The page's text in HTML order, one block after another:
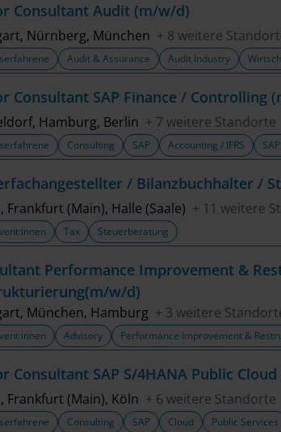
Consultant Audit (m/w/d)
Nürnberg, München + 8 weitere
Audit & Assurance Audit Industry
Consultant SAP Finance / Controlling
Hamburg, Berlin + 7 weitere Standorte
Consulting SAP Accounting / IFRS
/ Bilanzbuchhalter /
Frankfurt (Main), Halle (Saale) + 11 weitere
Tax Steuerberatung
Performance Improvement &
w/d)
München, Hamburg + 3 weitere
Advisory Performance Improvement &
Consultant SAP S/4HANA Public
Frankfurt (Main), Köln + 6 weitere Standorte
Consulting SAP Cloud Public Services